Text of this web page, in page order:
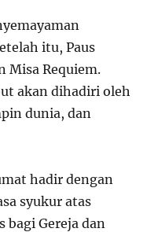
itu, Paus
Misa Requiem.
akan dihadiri oleh
dunia, dan
hadir dengan
syukur atas
bagi Gereja dan